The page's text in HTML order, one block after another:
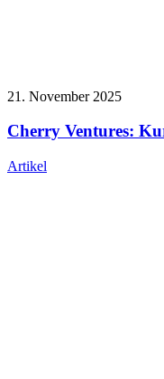
21. November 2025
Cherry Ventures:
Artikel